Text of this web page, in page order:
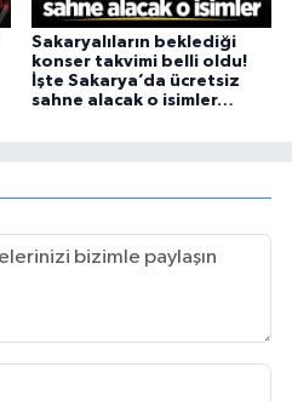
Sakaryalıların beklediği
konser takvimi belli oldu!
İşte Sakarya’da ücretsiz
sahne alacak o isimler…